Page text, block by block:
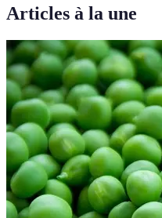
Articles à la une